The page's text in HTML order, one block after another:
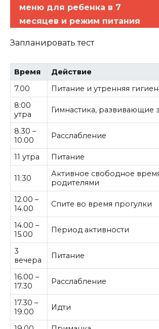
меню для ребенка в 7
месяцев и режим питания
Запланировать тест
Время
Действие
7.00
Питание и утренняя
8:00
утра
Гимнастика, развивающие
8.30 –
10.00
Расслабление
11 утра Питание
11:30
Активное свободное
родителями
12.00 –
14.00
Спите во время прогулки
14.00 –
15.00
Период активности
3
вечера
Питание
16.00 –
17.30
Расслабление
17.30 –
19.00
Идти